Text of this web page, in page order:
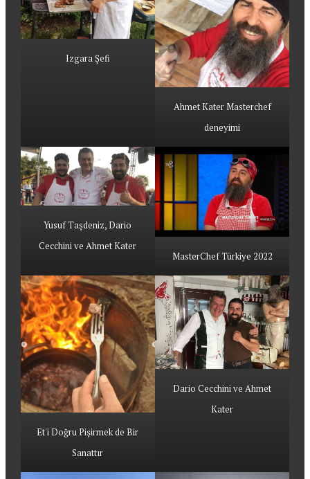
Izgara Şefi
Ahmet Kater Masterchef
deneyimi
Yusuf Taşdeniz, Dario
Cecchini ve Ahmet Kater
MasterChef Türkiye 2022
Et'i Doğru Pişirmek de Bir
Sanattır
Dario Cecchini ve Ahmet
Kater